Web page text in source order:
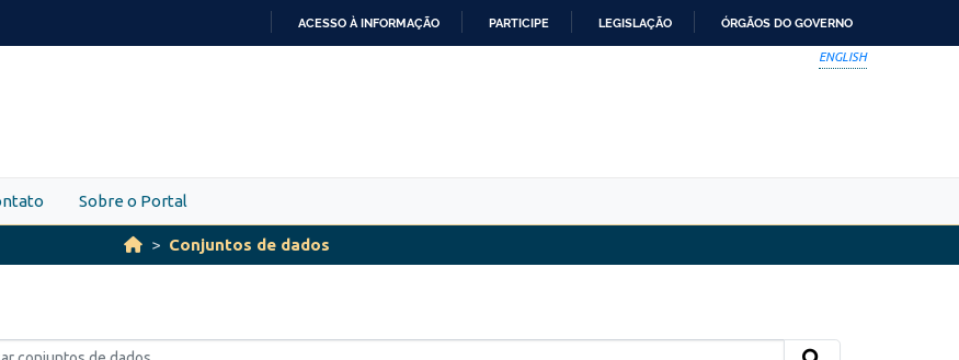
ACESSO À INFORMAÇÃO PARTICIPE LEGISLAÇÃO ÓRGÃOS DO GOVERNO
ENGLISH
Sobre o Portal
Conjuntos de dados